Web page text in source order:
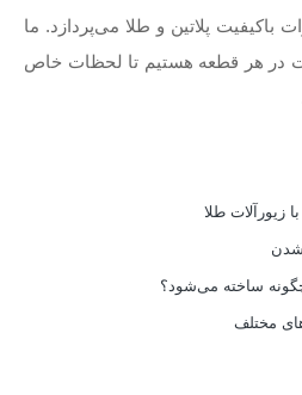
باکیفیت پلاتین و طلا می‌پردازد. ما
در هر قطعه هستیم تا لحظات خاص
زیورآلات طلا
شدن
ساخته می‌شود؟
مختلف